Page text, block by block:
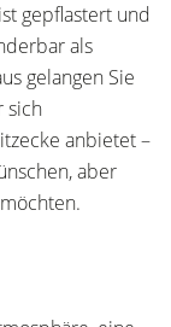
gepflastert und
als
gelangen Sie
sich
anbietet –
aber